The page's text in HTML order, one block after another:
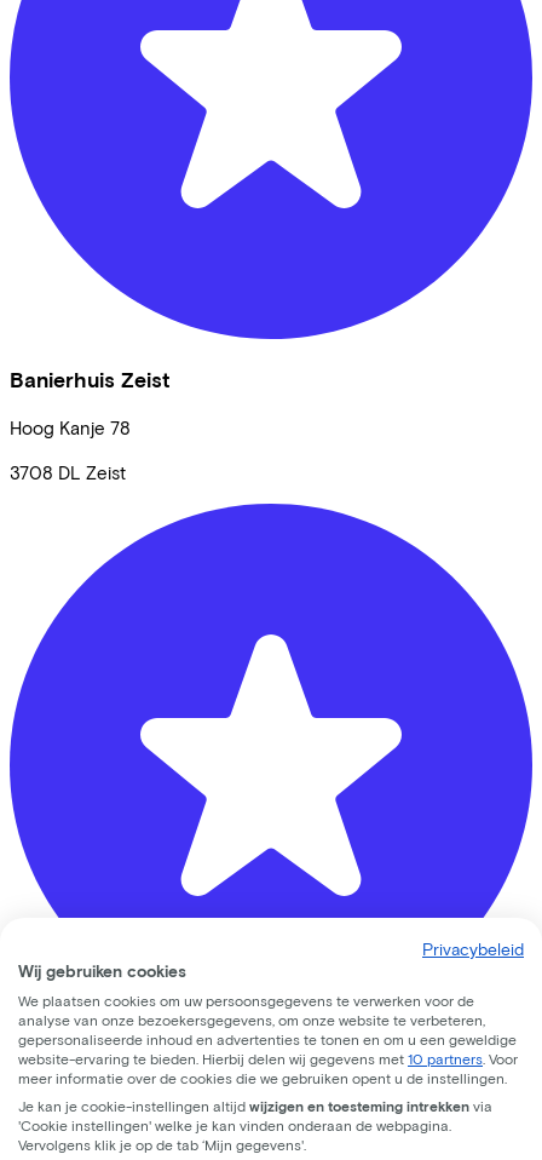
Banierhuis Zeist
Hoog Kanje 78
3708 DL Zeist
Profi Fiets
Arnhemsestraat 10
Privacybeleid
Wij gebruiken cookies
We plaatsen cookies om uw persoonsgegevens te verwerken voor de
analyse van onze bezoekersgegevens, om onze website te verbeteren,
gepersonaliseerde inhoud en advertenties te tonen en om u een geweldige
website-ervaring te bieden. Hierbij delen wij gegevens met 10 partners . Voor
meer informatie over de cookies die we gebruiken opent u de instellingen.
Je kan je cookie-instellingen altijd wijzigen en toesteming intrekken via
'Cookie instellingen' welke je kan vinden onderaan de webpagina.
Vervolgens klik je op de tab ‘Mijn gegevens'.